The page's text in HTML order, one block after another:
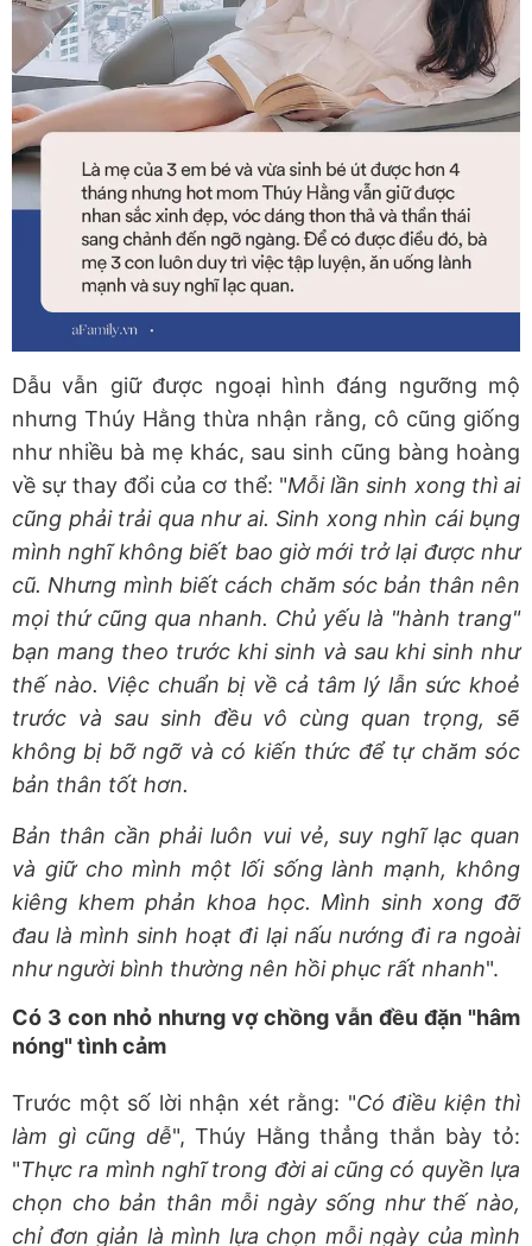
Dẫu vẫn giữ được ngoại hình đáng ngưỡng mộ
nhưng Thúy Hằng thừa nhận rằng, cô cũng giống
như nhiều bà mẹ khác, sau sinh cũng bàng hoàng
về sự thay đổi của cơ thể: "Mỗi lần sinh xong thì ai
cũng phải trải qua như ai. Sinh xong nhìn cái bụng
mình nghĩ không biết bao giờ mới trở lại được như
cũ. Nhưng mình biết cách chăm sóc bản thân nên
mọi thứ cũng qua nhanh. Chủ yếu là "hành trang"
bạn mang theo trước khi sinh và sau khi sinh như
thế nào. Việc chuẩn bị về cả tâm lý lẫn sức khoẻ
trước và sau sinh đều vô cùng quan trọng, sẽ
không bị bỡ ngỡ và có kiến thức để tự chăm sóc
bản thân tốt hơn.
Bản thân cần phải luôn vui vẻ, suy nghĩ lạc quan
và giữ cho mình một lối sống lành mạnh, không
kiêng khem phản khoa học. Mình sinh xong đỡ
đau là mình sinh hoạt đi lại nấu nướng đi ra ngoài
như người bình thường nên hồi phục rất nhanh".
Có 3 con nhỏ nhưng vợ chồng vẫn đều đặn "hâm
nóng" tình cảm
Trước một số lời nhận xét rằng: "Có điều kiện thì
làm gì cũng dễ", Thúy Hằng thẳng thắn bày tỏ:
"Thực ra mình nghĩ trong đời ai cũng có quyền lựa
chọn cho bản thân mỗi ngày sống như thế nào,
chỉ đơn giản là mình lựa chọn mỗi ngày của mình